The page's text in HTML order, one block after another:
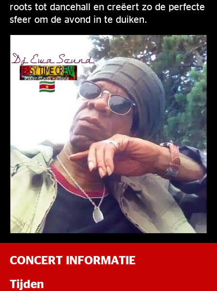
roots tot dancehall en creëert zo de perfecte
sfeer om de avond in te duiken.
CONCERT INFORMATIE
Tijden